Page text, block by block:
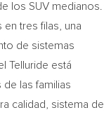
los SUV medianos.
tres filas, una
de sistemas
Telluride está
las familias
calidad, sistema de